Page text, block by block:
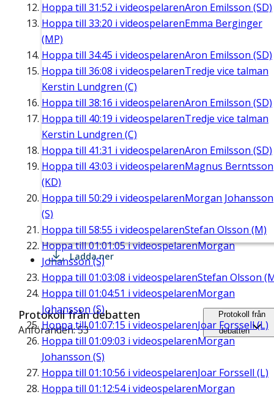
Hoppa till 31:52 i videospelarenAron Emilsson (SD)
Hoppa till 33:20 i videospelarenEmma Berginger
(MP)
Hoppa till 34:45 i videospelarenAron Emilsson (SD)
Hoppa till 36:08 i videospelarenTredje vice talman
Kerstin Lundgren (C)
Hoppa till 38:16 i videospelarenAron Emilsson (SD)
Hoppa till 40:19 i videospelarenTredje vice talman
Kerstin Lundgren (C)
Hoppa till 41:31 i videospelarenAron Emilsson (SD)
Hoppa till 43:03 i videospelarenMagnus Berntsson
(KD)
Hoppa till 50:29 i videospelarenMorgan Johansson
(S)
Hoppa till 58:55 i videospelarenStefan Olsson (M)
Hoppa till01:01:05i videospelarenMorgan
Johansson (S)
Hoppa till 01:03:08 i videospelarenStefan Olsson
Hoppa till 01:04:51 i videospelarenMorgan
Johansson (S)
Hoppa till01:07:15 i videospelarenJoar Forssell (L)
Hoppa till 01:09:03 i videospelarenMorgan
Johansson (S)
Hoppa till 01:10:56 i videospelarenJoar Forssell (L)
Hoppa till 01:12:54i videospelarenMorgan
Ladda ner
Protokoll från debatten
Anföranden: 53
Protokoll från
debatten